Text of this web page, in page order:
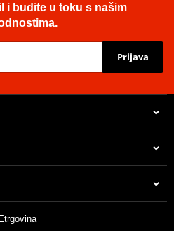
i budite u toku s našim
Prijava